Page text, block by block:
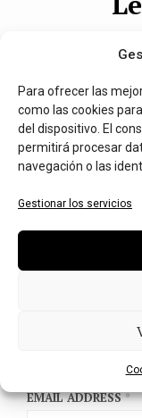
Para ofrecer las
como las cookies
del dispositivo. El
permitirá procesar
navegación o las
Gestionar los servicios
campos
MESSAGE
EMAIL ADDRESS*